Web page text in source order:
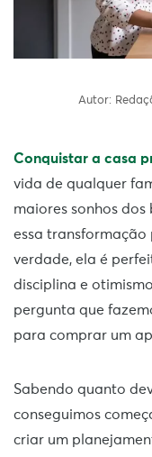
Autor:
Conquistar a casa
vida de qualquer
maiores sonhos
essa transformação
verdade, ela é
disciplina e
pergunta que
para comprar um
Sabendo quanto
conseguimos
criar um